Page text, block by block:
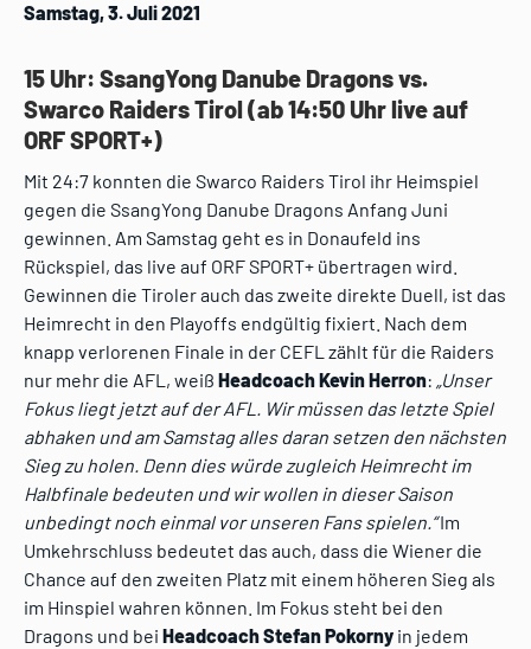
Samstag, 3. Juli 2021
15 Uhr: SsangYong Danube Dragons vs.
Swarco Raiders Tirol (ab 14:50 Uhr live auf
ORF SPORT+)
Mit 24:7 konnten die Swarco Raiders Tirol ihr Heimspiel
gegen die SsangYong Danube Dragons Anfang Juni
gewinnen. Am Samstag geht es in Donaufeld ins
Rückspiel, das live auf ORF SPORT+ übertragen wird.
Gewinnen die Tiroler auch das zweite direkte Duell, ist das
Heimrecht in den Playoffs endgültig fixiert. Nach dem
knapp verlorenen Finale in der CEFL zählt für die Raiders
nur mehr die AFL, weiß Headcoach Kevin Herron: „Unser
Fokus liegt jetzt auf der AFL. Wir müssen das letzte Spiel
abhaken und am Samstag alles daran setzen den nächsten
Sieg zu holen. Denn dies würde zugleich Heimrecht im
Halbfinale bedeuten und wir wollen in dieser Saison
unbedingt noch einmal vor unseren Fans spielen.“Im
Umkehrschluss bedeutet das auch, dass die Wiener die
Chance auf den zweiten Platz mit einem höheren Sieg als
im Hinspiel wahren können. Im Fokus steht bei den
Dragons und bei Headcoach Stefan Pokorny in jedem